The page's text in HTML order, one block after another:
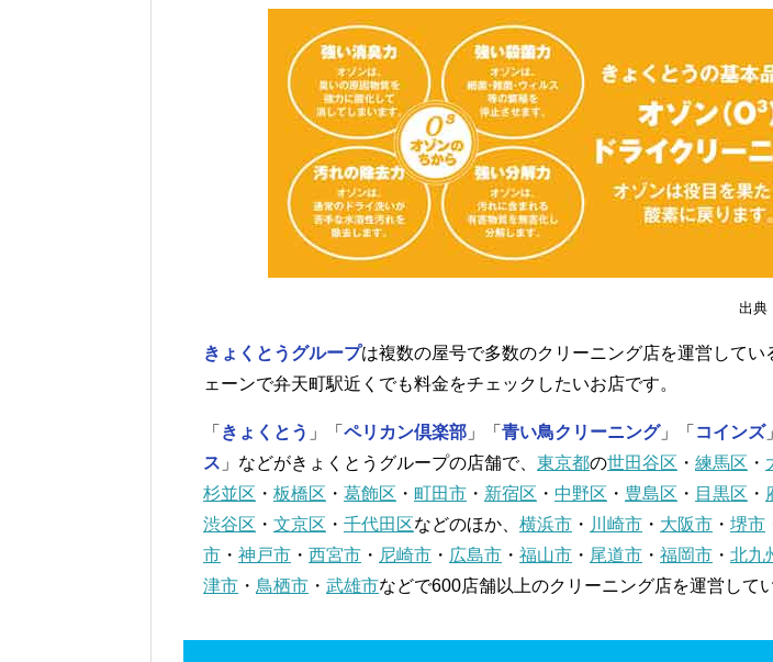
出典
きょくとうグループは複数の屋号で多数のクリーニング店を運営してい
ェーンで弁天町駅近くでも料金をチェックしたいお店です。
「 きょくとう 」「 ペリカン倶楽部 」「 青い鳥クリーニング」「 コインズ
ス 」などがきょくとうグループの店舗で、 東京都の世田谷区 ・ 練馬区 ・
杉並区 ・ 板橋区 ・ 葛飾区 ・ 町田市 ・ 新宿区 ・ 中野区 ・ 豊島区 ・ 目黒区 ・
渋谷区 ・ 文京区 ・ 千代田区などのほか、 横浜市 ・ 川崎市 ・ 大阪市 ・ 堺市
市 ・ 神戸市 ・ 西宮市 ・ 尼崎市 ・ 広島市 ・ 福山市 ・ 尾道市 ・ 福岡市 ・ 北九
津市 ・ 鳥栖市 ・ 武雄市などで600店舗以上のクリーニング店を運営して